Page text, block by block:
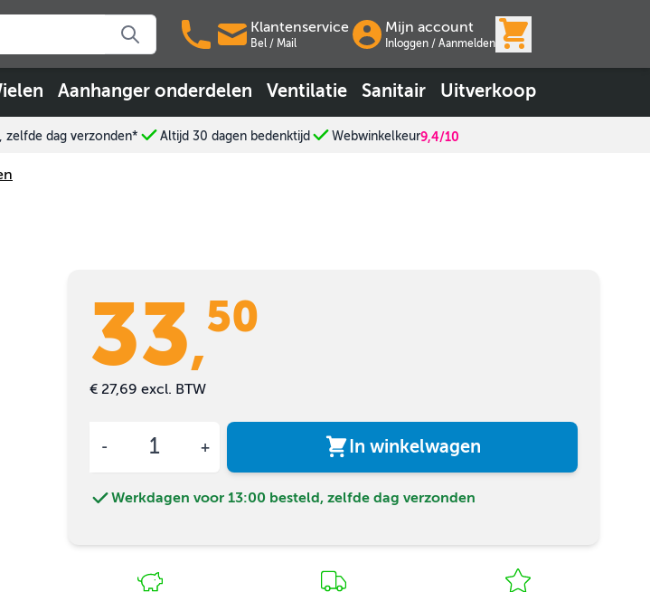
Klantenservice
Bel / Mail
Mijn account
Inloggen / Aanmelden
Aanhanger onderdelen Ventilatie Sanitair Uitverkoop
zelfde dag verzonden* Altijd 30 dagen bedenktijd Webwinkelkeur9,4/10
33,
50
€ 27,69 excl. BTW
In winkelwagen
Werkdagen voor 13:00 besteld, zelfde dag verzonden